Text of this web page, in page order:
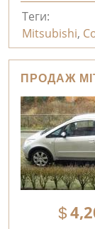
Теги:
Mitsubishi,
ПРОДАЖ